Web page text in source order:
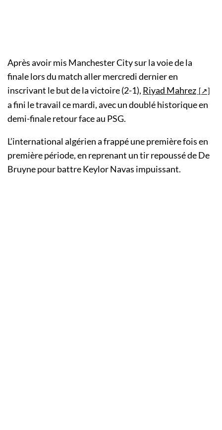
Après avoir mis Manchester City sur la voie de la
finale lors du match aller mercredi dernier en
inscrivant le but de la victoire (2-1), Riyad Mahrez
a fini le travail ce mardi, avec un doublé historique en
demi-finale retour face au PSG.
L’international algérien a frappé une première fois en
première période, en reprenant un tir repoussé de De
Bruyne pour battre Keylor Navas impuissant.